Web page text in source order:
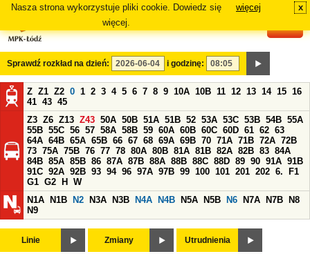
Nasza strona wykorzystuje pliki cookie. Dowiedz się
więcej.
więcej x
Sprawdź rozkład na dzień: i godzinę:
Z Z1 Z2 0 1 2 3 4 5 6 7 8 9 10A 10B 11 12 13 14 15 16
41 43 45
Z3 Z6 Z13 Z43 50A 50B 51A 51B 52 53A 53C 53B 54B 55A
55B 55C 56 57 58A 58B 59 60A 60B 60C 60D 61 62 63
64A 64B 65A 65B 66 67 68 69A 69B 70 71A 71B 72A 72B
73 75A 75B 76 77 78 80A 80B 81A 81B 82A 82B 83 84A
84B 85A 85B 86 87A 87B 88A 88B 88C 88D 89 90 91A 91B
91C 92A 92B 93 94 96 97A 97B 99 100 101 201 202 6.
F1
G1 G2 H
W
N1A
N1B N2 N3A N3B N4A N4B N5A N5B N6 N7A N7B
N8
N9
Linie Zmiany Utrudnienia